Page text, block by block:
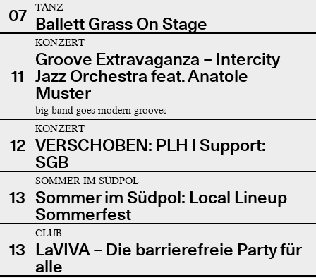
07
TANZ
Ballett Grass On Stage
11
KONZERT
Groove Extravaganza – Intercity
Jazz Orchestra feat. Anatole
Muster
big band goes modern grooves
12
KONZERT
VERSCHOBEN: PLH | Support:
SGB
13
SOMMER IM SÜDPOL
Sommer im Südpol: Local Lineup
Sommerfest
13
CLUB
LaVIVA – Die barrierefreie Party für
alle